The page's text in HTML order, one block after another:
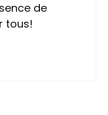
de
tous!